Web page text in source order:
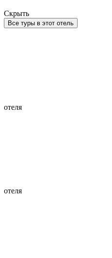
Скрыть
Все туры в этот отель
отеля
отеля